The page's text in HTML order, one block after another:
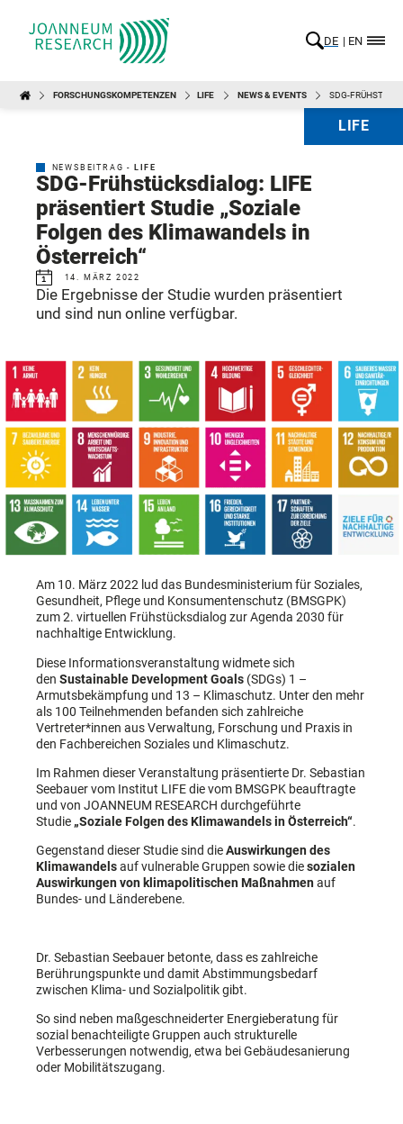
DE EN
FORSCHUNGSKOMPETENZEN LIFE NEWS & EVENTS SDG-
LIFE
NEWSBEITRAG - LIFE
SDG-Frühstücksdialog: LIFE
präsentiert Studie „Soziale
Folgen des Klimawandels in
Österreich“
14. MÄRZ 2022
Die Ergebnisse der Studie wurden präsentiert
und sind nun online verfügbar.
Am 10. März 2022 lud das Bundesministerium für Soziales,
Gesundheit, Pflege und Konsumentenschutz (BMSGPK)
zum 2. virtuellen Frühstücksdialog zur Agenda 2030 für
nachhaltige Entwicklung.
Diese Informationsveranstaltung widmete sich
den Sustainable Development Goals (SDGs) 1 –
Armutsbekämpfung und 13 – Klimaschutz. Unter den mehr
als 100 Teilnehmenden befanden sich zahlreiche
Vertreter*innen aus Verwaltung, Forschung und Praxis in
den Fachbereichen Soziales und Klimaschutz.
Im Rahmen dieser Veranstaltung präsentierte Dr. Sebastian
Seebauer vom Institut LIFE die vom BMSGPK beauftragte
und von JOANNEUM RESEARCH durchgeführte
Studie „Soziale Folgen des Klimawandels in Österreich“.
Gegenstand dieser Studie sind dieAuswirkungen des
Klimawandelsauf vulnerable Gruppen sowie diesozialen
Auswirkungen von klimapolitischen Maßnahmenauf
Bundes- und Länderebene.
Dr. Sebastian Seebauer betonte, dass es zahlreiche
Berührungspunkte und damit Abstimmungsbedarf
zwischen Klima- und Sozialpolitik gibt.
So sind neben maßgeschneiderter Energieberatung für
sozial benachteiligte Gruppen auch strukturelle
Verbesserungen notwendig, etwa bei Gebäudesanierung
oder Mobilitätszugang.